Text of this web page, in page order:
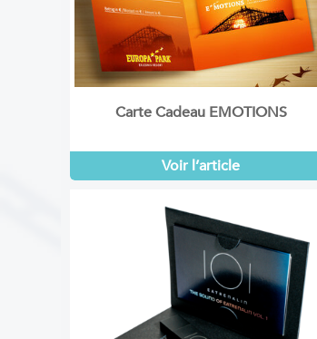
Carte Cadeau EMOTIONS
Voir l’article